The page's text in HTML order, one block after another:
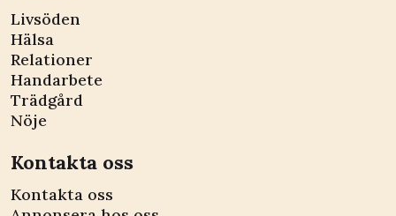
Livsöden
Hälsa
Relationer
Handarbete
Trädgård
Nöje
Kontakta oss
Kontakta oss